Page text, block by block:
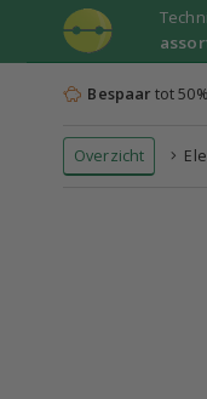
Bespaar tot 50%
Overzicht